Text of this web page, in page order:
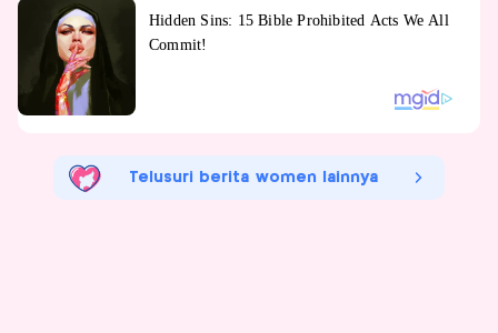
Telusuri berita women lainnya